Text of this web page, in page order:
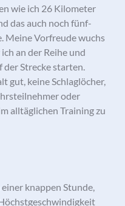
wie ich 26 Kilometer
das auch noch fünf-
Meine Vorfreude wuchs
an der Reihe und
Strecke starten.
gut, keine Schlaglöcher,
oder
alltäglichen Training zu
knappen Stunde,